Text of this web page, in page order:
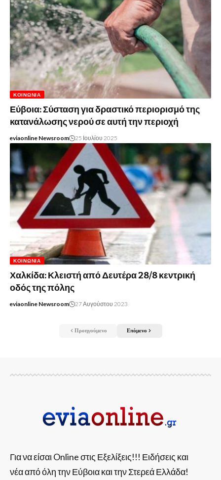
ΚΟΙΝΩΝΊΑ
Εύβοια: Σύσταση για δραστικό περιορισμό της
κατανάλωσης νερού σε αυτή την περιοχή
eviaonline Newsroom 25 Ιουλίου 2025
ΚΟΙΝΩΝΊΑ
Χαλκίδα: Κλειστή από Δευτέρα 28/8 κεντρική
οδός της πόλης
eviaonline Newsroom 27 Αυγούστου 2023
Προηγούμενο Επόμενο
Για να είσαι Online στις Εξελίξεις!!! Ειδήσεις και
νέα από όλη την Εύβοια και την Στερεά Ελλάδα!